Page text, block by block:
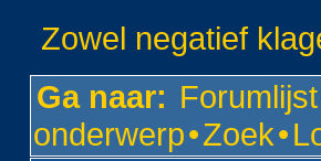
Zowel negatief
Ga naar: Forumlijst
onderwerp•Zoek•